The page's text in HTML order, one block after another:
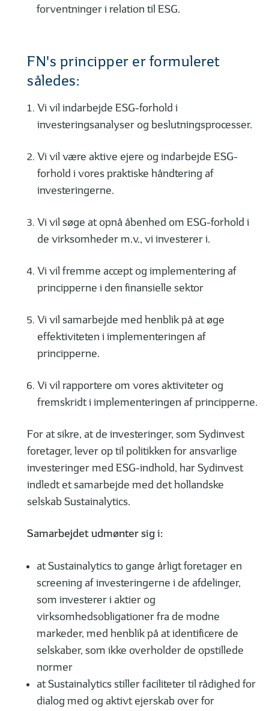
forventninger i relation til ESG.
FN's principper er formuleret
således:
Vi vil indarbejde ESG-forhold i
investeringsanalyser og beslutningsprocesser.
Vi vil være aktive ejere og indarbejde ESG-
forhold i vores praktiske håndtering af
investeringerne.
Vi vil søge at opnå åbenhed om ESG-forhold i
de virksomheder m.v., vi investerer i.
Vi vil fremme accept og implementering af
principperne i den finansielle sektor
Vi vil samarbejde med henblik på at øge
effektiviteten i implementeringen af
principperne.
Vi vil rapportere om vores aktiviteter og
fremskridt i implementeringen af principperne.
For at sikre, at de investeringer, som Sydinvest
foretager, lever op til politikken for ansvarlige
investeringer med ESG-indhold, har Sydinvest
indledt et samarbejde med det hollandske
selskab Sustainalytics.
Samarbejdet udmønter sig i:
at Sustainalytics to gange årligt foretager en
screening af investeringerne i de afdelinger,
som investerer i aktier og
virksomhedsobligationer fra de modne
markeder, med henblik på at identificere de
selskaber, som ikke overholder de opstillede
normer
at Sustainalytics stiller faciliteter til rådighed for
dialog med og aktivt ejerskab over for